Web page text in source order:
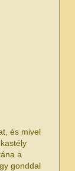
és mivel
a
gonddal